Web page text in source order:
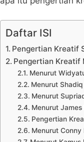
Daftar ISI
Pengertian Kreatif
Pengertian Kreatif
Menurut
Menurut Shadiq
Menurut
Menurut James
Pengertian
Menurut Conny